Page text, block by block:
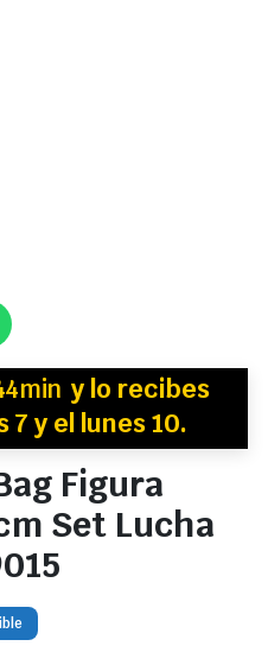
y lo recibes
y el lunes 10.
Figura
Set Lucha